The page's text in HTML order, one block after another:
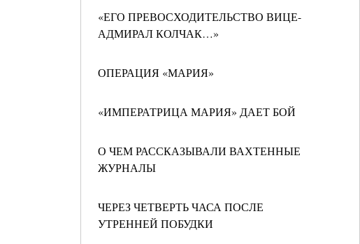
«ЕГО ПРЕВОСХОДИТЕЛЬСТВО ВИЦЕ-
АДМИРАЛ КОЛЧАК…»
ОПЕРАЦИЯ «МАРИЯ»
«ИМПЕРАТРИЦА МАРИЯ» ДАЕТ БОЙ
О ЧЕМ РАССКАЗЫВАЛИ ВАХТЕННЫЕ
ЖУРНАЛЫ
ЧЕРЕЗ ЧЕТВЕРТЬ ЧАСА ПОСЛЕ
УТРЕННЕЙ ПОБУДКИ